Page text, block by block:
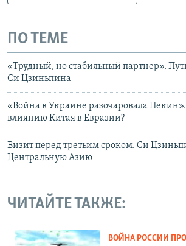
ПО ТЕМЕ
«Трудный, но стабильный партнер».
Си Цзиньпина
«Война в Украине разочаровала
влиянию Китая в Евразии?
Визит перед третьим сроком. Си
Центральную Азию
ЧИТАЙТЕ ТАКЖЕ:
ВОЙНА РОССИИ